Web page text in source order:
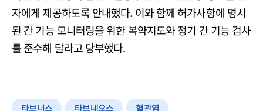
자에게 제공하도록 안내했다. 이와 함께 허가사항에 명시
된 간 기능 모니터링을 위한 복약지도와 정기 간 기능 검사
를 준수해 달라고 당부했다.
타브너스 타브네오스 혈관염